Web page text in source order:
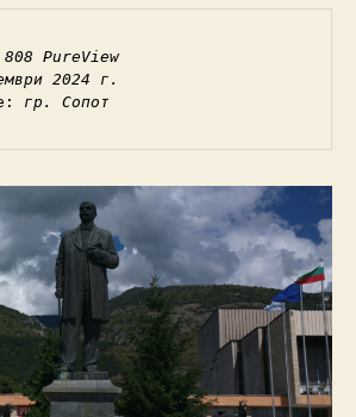
PureView
2024 г.
гр. Сопот